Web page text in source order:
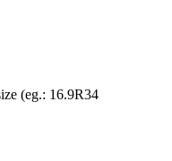
(eg.: 16.9R34